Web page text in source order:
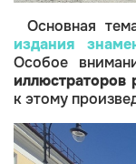
Основная
издания
Особое
иллюстраторов
к этому